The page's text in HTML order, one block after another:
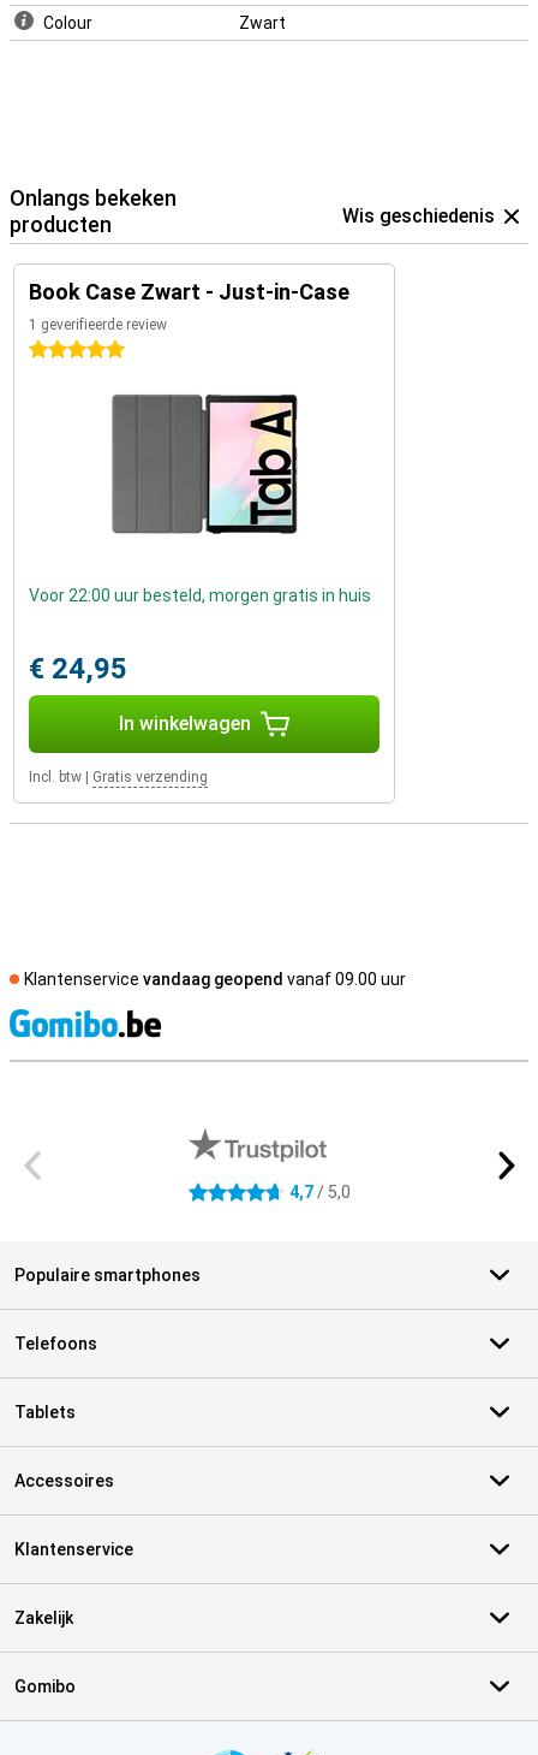
Colour Zwart
Onlangs bekeken
producten
Wis geschiedenis
Book Case Zwart - Just-in-Case
1 geverifieerde review
5 sterren
Voor 22:00 uur besteld, morgen gratis in huis
€ 24,95
In winkelwagen
Incl. btw Gratis verzending
Klantenservice vandaag geopend vanaf 09.00 uur
4.7 sterren 4,7/ 5,0
Populaire smartphones
Telefoons
Tablets
Accessoires
Klantenservice
Zakelijk
Gomibo